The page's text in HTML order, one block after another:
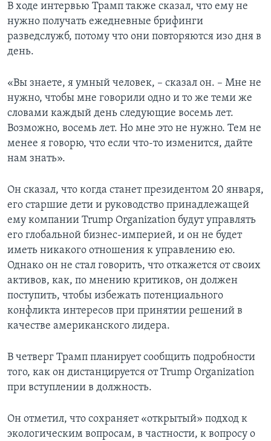
В ходе интервью Трамп также сказал, что ему не
нужно получать ежедневные брифинги
разведслужб, потому что они повторяются изо дня в
день.
«Вы знаете, я умный человек, – сказал он. – Мне не
нужно, чтобы мне говорили одно и то же теми же
словами каждый день следующие восемь лет.
Возможно, восемь лет. Но мне это не нужно. Тем не
менее я говорю, что если что-то изменится, дайте
нам знать».
Он сказал, что когда станет президентом 20 января,
его старшие дети и руководство принадлежащей
ему компании Trump Organization будут управлять
его глобальной бизнес-империей, и он не будет
иметь никакого отношения к управлению ею.
Однако он не стал говорить, что откажется от своих
активов, как, по мнению критиков, он должен
поступить, чтобы избежать потенциального
конфликта интересов при принятии решений в
качестве американского лидера.
В четверг Трамп планирует сообщить подробности
того, как он дистанцируется от Trump Organization
при вступлении в должность.
Он отметил, что сохраняет «открытый» подход к
экологическим вопросам, в частности, к вопросу о